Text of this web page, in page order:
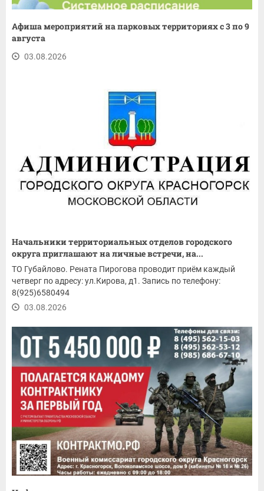
Афиша мероприятий на парковых территориях с 3 по 9
августа
03.08.2026
Начальники территориальных отделов городского
округа приглашают на личные встречи, на...
ТО Губайлово. Рената Пирогова проводит приём каждый
четверг по адресу: ул.Кирова, д1. Запись по телефону:
8(925)6580494
03.08.2026